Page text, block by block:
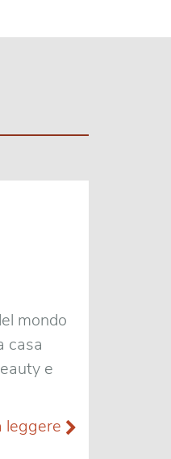
mondo
casa
e
leggere